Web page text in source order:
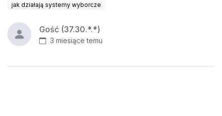
jak działają systemy wyborcze
Gość (37.30.*.*)
3 miesiące temu